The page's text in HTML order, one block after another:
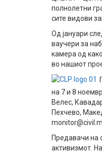
полнолетни
сите видови
Од јануари
ваучери за
камера од
во нашиот
на 7 и 8
Велес,
Пехчево,
Предавачи на
активизмот.